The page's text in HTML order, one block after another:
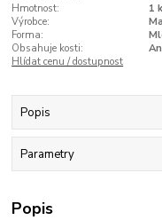
Hmotnost:
1
Výrobce:
Forma:
Obsahuje kosti:
Hlídat cenu / dostupnost
Popis
Parametry
Popis